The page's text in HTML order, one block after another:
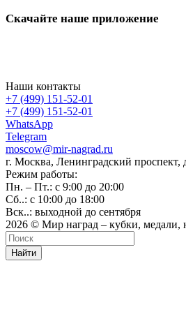
Скачайте наше приложение
Наши контакты
+7 (499) 151-52-01
+7 (499) 151-52-01
WhatsApp
Telegram
moscow@mir-nagrad.ru
г. Москва, Ленинградский проспект,
Режим работы:
Пн. – Пт.: с 9:00 до 20:00
Сб..: с 10:00 до 18:00
Вск..: выходной до сентября
2026 © Мир наград – кубки, медали,
Найти